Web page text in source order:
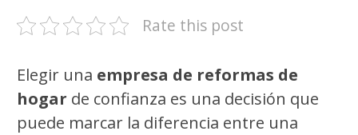
Rate this post
Elegir una empresa de reformas de
hogar de confianza es una decisión que
puede marcar la diferencia entre una